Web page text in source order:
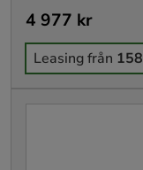
Pris:4 977 kr
4 977 kr
Leasing från